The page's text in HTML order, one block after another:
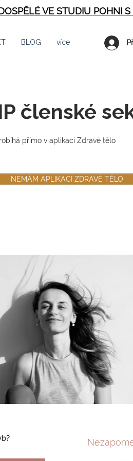
VE STUDIU POHNI
BLOG více
členské
přímo v aplikaci Zdravé tělo
NEMÁM APLIKACI ZDRAVÉ TĚLO